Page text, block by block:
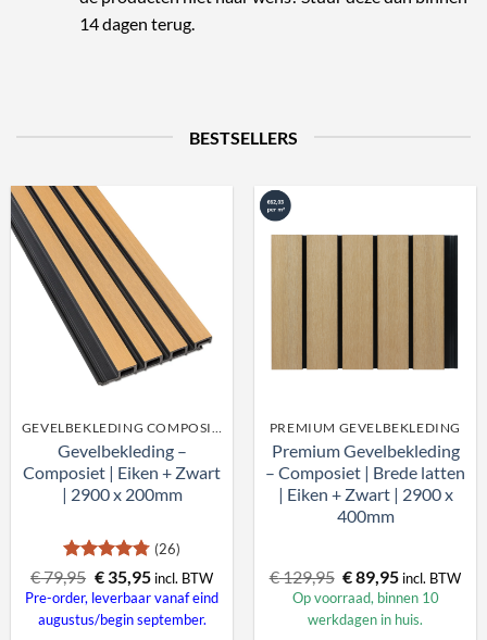
14 dagen terug.
BESTSELLERS
GEVELBEKLEDING COMPOSIET
Gevelbekleding –
Composiet | Eiken + Zwart
| 2900 x 200mm
Gewaardeerd
4.81uit 5
(26)
€79,95 Oorspronkelijke
prijs
was:
€ 79,95.
€35,95Huidige
prijs
is:
€ 35,95.
incl. BTW
Pre-order, leverbaar vanaf eind
augustus/begin september.
PREMIUM GEVELBEKLEDING
Premium Gevelbekleding
– Composiet | Brede latten
| Eiken + Zwart | 2900 x
400mm
€129,95 Oorspronkelijke
prijs
was:
€ 129,95.
€89,95Huidige
prijs
is:
€ 89,95.
incl. BTW
Op voorraad, binnen 10
werkdagen in huis.